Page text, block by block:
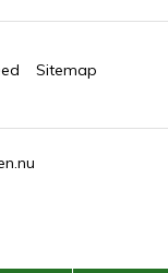
Sitemap